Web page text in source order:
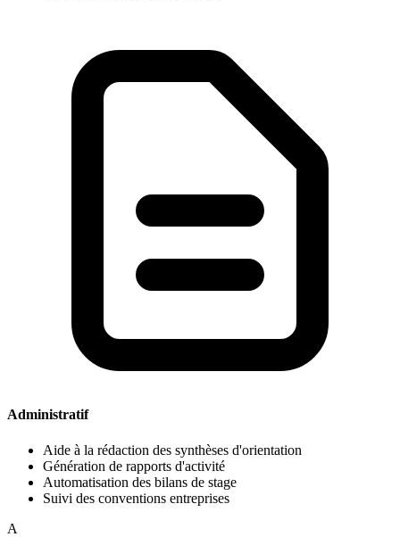
Administratif
Aide à la rédaction des synthèses d'orientation
Génération de rapports d'activité
Automatisation des bilans de stage
Suivi des conventions entreprises
A